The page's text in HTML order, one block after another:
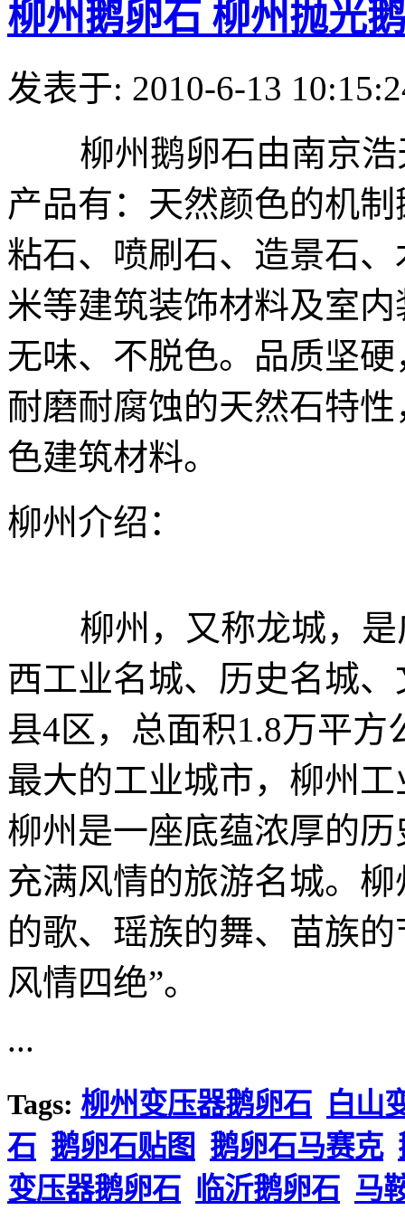
柳州鹅卵石 柳州抛光
发表于: 2010-6-13
柳州鹅卵石由南京浩
产品有：天然颜色的机
粘石、喷刷石、造景石
米等建筑装饰材料及室
无味、不脱色。品质坚
耐磨耐腐蚀的天然石特
色建筑材料。
柳州介绍：
柳州，又称龙城，是
西工业名城、历史名城
县4区，总面积1.8万平
最大的工业城市，柳州
柳州是一座底蕴浓厚的
充满风情的旅游名城。
的歌、瑶族的舞、苗族
风情四绝”。
...
Tags: 柳州变压器鹅卵石 白山
石 鹅卵石贴图 鹅卵石马赛克
变压器鹅卵石 临沂鹅卵石 马